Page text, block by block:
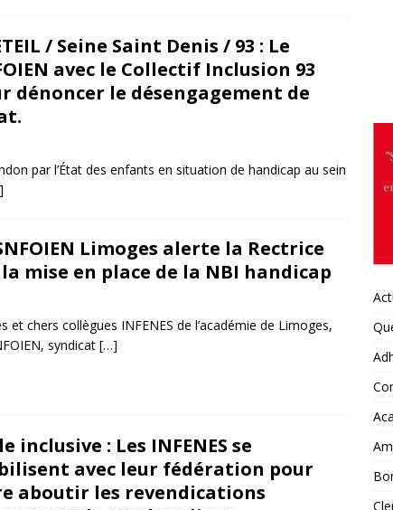
: 2d groupe de travail sur la préparation de la rentrée 2026
ACADÉMIES
: réunions d’informations syndicales dans les
Eure / 27 : INFENES et Vie scolaire. De l’urgence à créer
: moyens infirmiers pour la rentrée 2026
ACADÉMIES
: Moyens infirmiers pour la rentrée 2026
ACADÉMIES
au ministre de l’Education nationale pour demander
aux concours suffisants pour couvrir TOUS les postes vacants.
/ Seine Saint Denis / 93 : Le
avec le Collectif Inclusion 93
dénoncer le désengagement de
par l’État des enfants en situation de handicap au sein
Limoges alerte la Rectrice
mise en place de la NBI handicap
et chers collègues INFENES de l’académie de Limoges,
syndicat […]
inclusive : Les INFENES se
avec leur fédération pour
aboutir les revendications